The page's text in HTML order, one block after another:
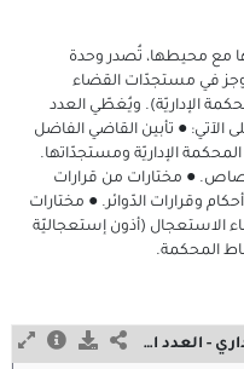
مع محيطها، تُصدر وحدة
العدد الثّاني (2) من "المُوجز في مستجدّات القضاء
الإداريّة). ويُغطّي العدد
● تأبين القاضي الفاضل
الإداريّة ومستجدّاتها.
● مختارات من قرارات
وقرارات الدّوائر. ● مختارات
الاستعجال (أذون إستعجاليّة
المحكمة.
الموجز في مستجدّات القضاء الإداري - العدد الثّاني - أفريل 2026